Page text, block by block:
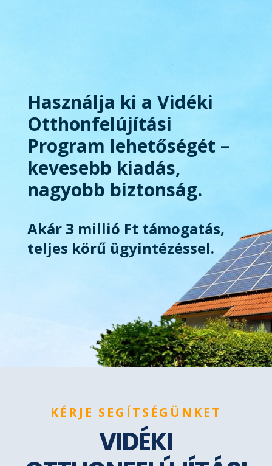
Használja ki a Vidéki
Otthonfelújítási
Program lehetőségét –
kevesebb kiadás,
nagyobb biztonság.
Akár 3 millió Ft támogatás,
teljes körű ügyintézéssel.
KÉRJE SEGÍTSÉGÜNKET
VIDÉKI